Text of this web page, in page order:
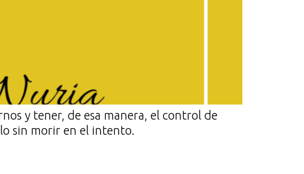
y tener, de esa manera, el control de
sin morir en el intento.